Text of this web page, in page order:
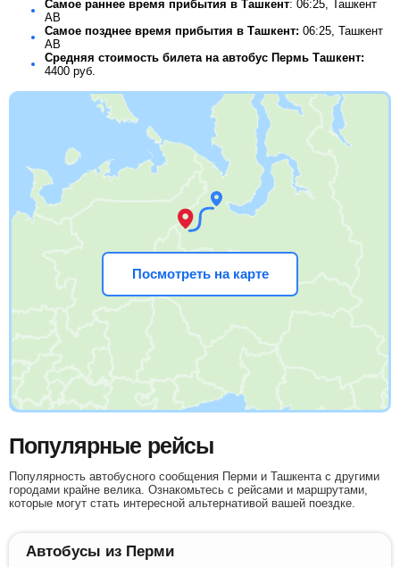
Самое раннее время прибытия в Ташкент: 06:25, Ташкент
АВ
Самое позднее время прибытия в Ташкент: 06:25, Ташкент
АВ
Средняя стоимость билета на автобус Пермь Ташкент:
4400 руб.
Посмотреть на карте
Популярные рейсы
Популярность автобусного сообщения Перми и Ташкента с другими
городами крайне велика. Ознакомьтесь с рейсами и маршрутами,
которые могут стать интересной альтернативой вашей поездке.
Автобусы из Перми